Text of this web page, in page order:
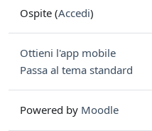
Ospite (Accedi)
Ottieni l'app mobile
Passa al tema standard
Powered by Moodle